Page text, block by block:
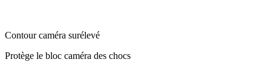
Contour caméra surélevé
Protège le bloc caméra des chocs